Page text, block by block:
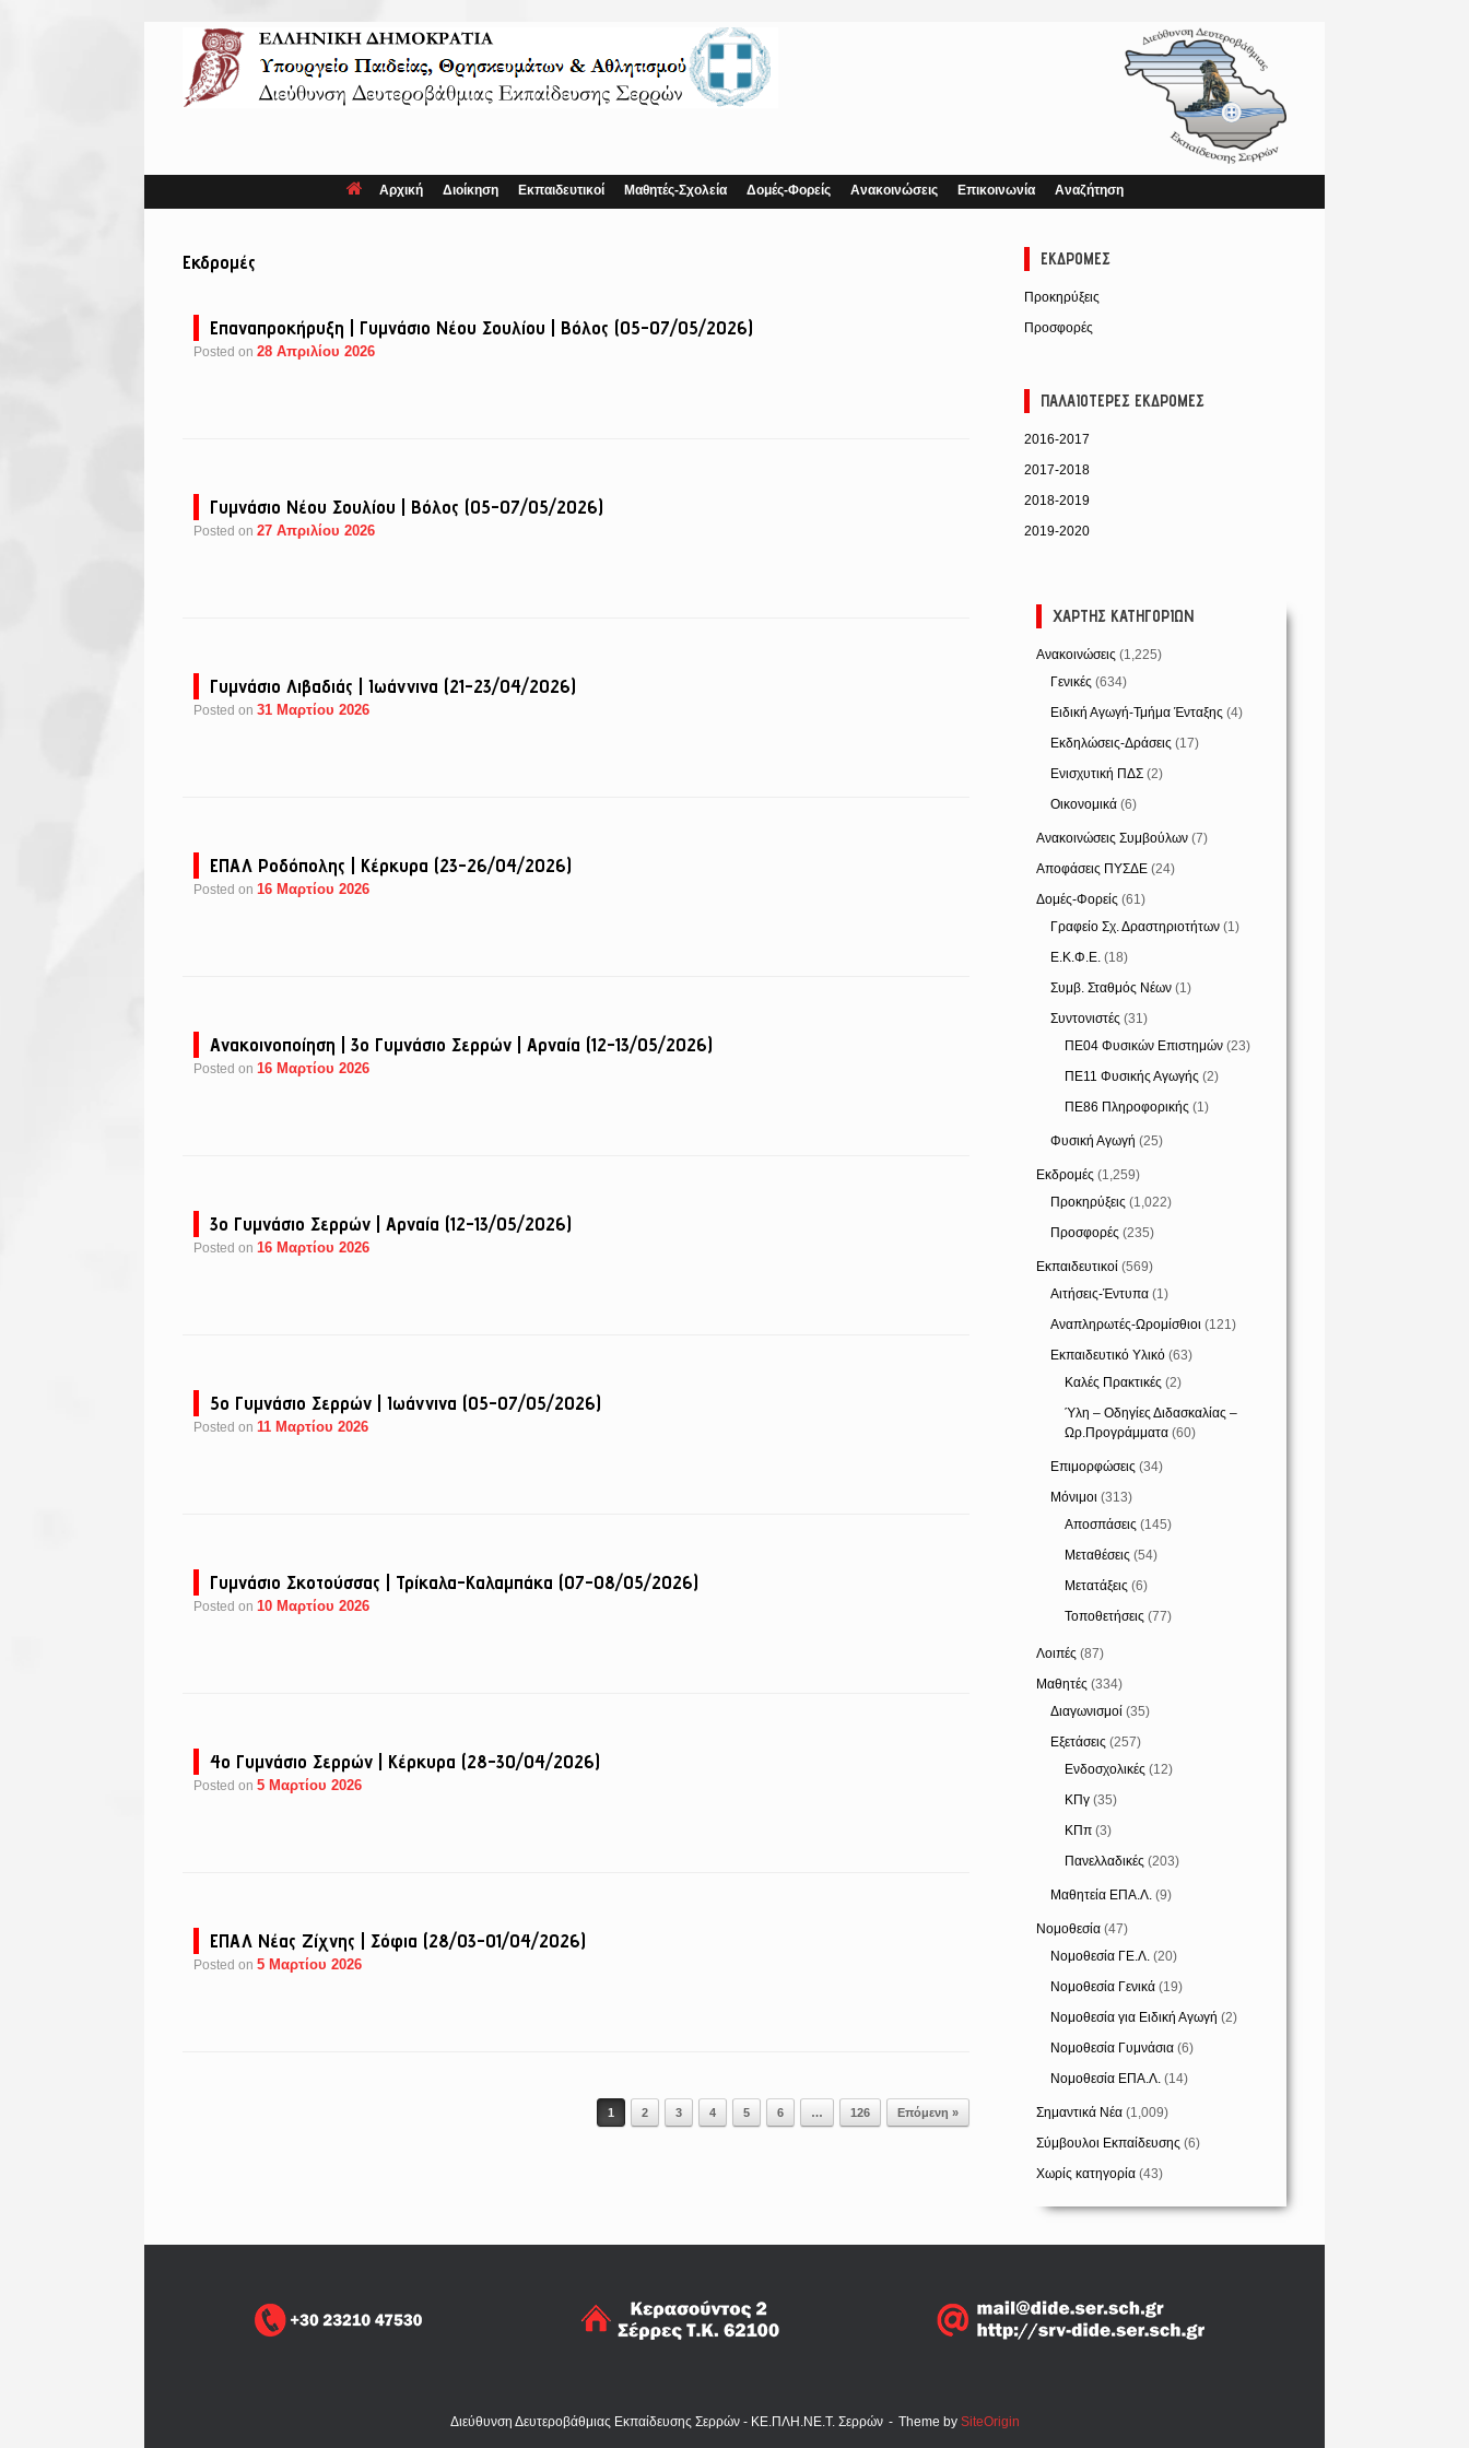
Αρχική Διοίκηση Εκπαιδευτικοί Μαθητές-Σχολεία Δομές-Φορείς Ανακοινώσεις Επικοινωνία Αναζήτηση
Εκδρομές
Επαναπροκήρυξη | Γυμνάσιο Νέου Σουλίου | Βόλος (05-07/05/2026)
Posted on 28 Απριλίου 2026
Γυμνάσιο Νέου Σουλίου | Βόλος (05-07/05/2026)
Posted on 27 Απριλίου 2026
Γυμνάσιο Λιβαδιάς | Ιωάννινα (21-23/04/2026)
Posted on 31 Μαρτίου 2026
ΕΠΑΛ Ροδόπολης | Κέρκυρα (23-26/04/2026)
Posted on 16 Μαρτίου 2026
Aνακοινοποίηση | 3ο Γυμνάσιο Σερρών | Αρναία (12-13/05/2026)
Posted on 16 Μαρτίου 2026
3ο Γυμνάσιο Σερρών | Αρναία (12-13/05/2026)
Posted on 16 Μαρτίου 2026
5ο Γυμνάσιο Σερρών | Ιωάννινα (05-07/05/2026)
Posted on 11 Μαρτίου 2026
Γυμνάσιο Σκοτούσσας | Τρίκαλα-Καλαμπάκα (07-08/05/2026)
Posted on 10 Μαρτίου 2026
4ο Γυμνάσιο Σερρών | Κέρκυρα (28-30/04/2026)
Posted on 5 Μαρτίου 2026
ΕΠΑΛ Νέας Ζίχνης | Σόφια (28/03-01/04/2026)
Posted on 5 Μαρτίου 2026
1 2 3 4 5 6 … 126 Επόμενη »
ΕΚΔΡΟΜΈΣ
Προκηρύξεις
Προσφορές
ΠΑΛΑΙΌΤΕΡΕΣ ΕΚΔΡΟΜΈΣ
2016-2017
2017-2018
2018-2019
2019-2020
ΧΆΡΤΗΣ ΚΑΤΗΓΟΡΙΏΝ
Ανακοινώσεις (1,225)
Γενικές (634)
Ειδική Αγωγή-Τμήμα Ένταξης (4)
Εκδηλώσεις-Δράσεις (17)
Ενισχυτική ΠΔΣ (2)
Οικονομικά (6)
Ανακοινώσεις Συμβούλων (7)
Αποφάσεις ΠΥΣΔΕ (24)
Δομές-Φορείς (61)
Γραφείο Σχ. Δραστηριοτήτων (1)
Ε.Κ.Φ.Ε. (18)
Συμβ. Σταθμός Νέων (1)
Συντονιστές (31)
ΠΕ04 Φυσικών Επιστημών (23)
ΠΕ11 Φυσικής Αγωγής (2)
ΠΕ86 Πληροφορικής (1)
Φυσική Αγωγή (25)
Εκδρομές (1,259)
Προκηρύξεις (1,022)
Προσφορές (235)
Εκπαιδευτικοί (569)
Αιτήσεις-Έντυπα (1)
Αναπληρωτές-Ωρομίσθιοι (121)
Εκπαιδευτικό Υλικό (63)
Καλές Πρακτικές (2)
Ύλη – Οδηγίες Διδασκαλίας –
Ωρ.Προγράμματα (60)
Επιμορφώσεις (34)
Μόνιμοι (313)
Αποσπάσεις (145)
Μεταθέσεις (54)
Μετατάξεις (6)
Τοποθετήσεις (77)
Λοιπές (87)
Μαθητές (334)
Διαγωνισμοί (35)
Εξετάσεις (257)
Ενδοσχολικές (12)
ΚΠγ (35)
ΚΠπ (3)
Πανελλαδικές (203)
Μαθητεία ΕΠΑ.Λ. (9)
Νομοθεσία (47)
Νομοθεσία ΓΕ.Λ. (20)
Νομοθεσία Γενικά (19)
Νομοθεσία για Ειδική Αγωγή (2)
Νομοθεσία Γυμνάσια (6)
Νομοθεσία ΕΠΑ.Λ. (14)
Σημαντικά Νέα (1,009)
Σύμβουλοι Εκπαίδευσης (6)
Χωρίς κατηγορία (43)
Διεύθυνση Δευτεροβάθμιας Εκπαίδευσης Σερρών - ΚΕ.ΠΛΗ.ΝΕ.Τ. Σερρών Theme by SiteOrigin